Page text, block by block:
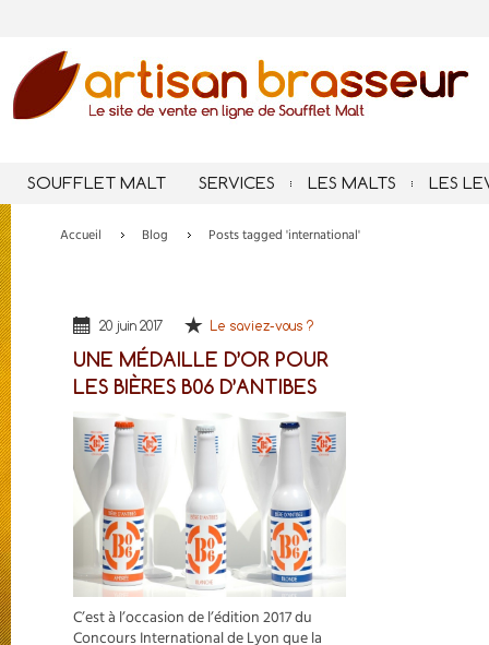
SOUFFLET MALT SERVICES LES MALTS LES
Accueil Blog Posts tagged 'international'
20 juin 2017 Le saviez-vous ?
UNE MÉDAILLE D’OR POUR
LES BIÈRES B06 D’ANTIBES
C’est à l’occasion de l’édition 2017 du
Concours International de Lyon que la